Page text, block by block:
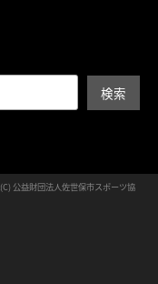
検索
公益財団法人佐世保市スポーツ協